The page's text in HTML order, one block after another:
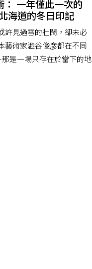
： 一年僅此一次的
海道的冬日印記
許見過雪的壯闊，卻未必
藝術家澁谷俊彦都在不同
是一場只存在於當下的地